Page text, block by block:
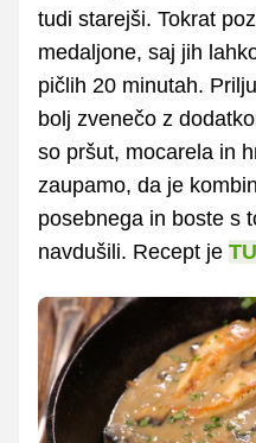
tudi starejši. Tokrat
medaljone, saj jih
pičlih 20 minutah.
bolj zvenečo z
so pršut, mocarela in
zaupamo, da je
posebnega in boste s
navdušili. Recept je